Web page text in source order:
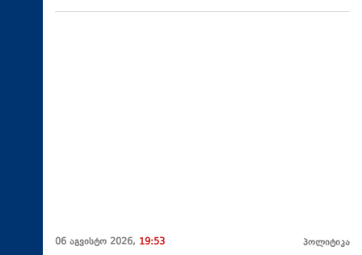
06 აგვისტო 2026, 19:53 პოლიტიკა